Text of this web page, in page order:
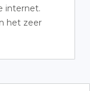
internet.
het zeer